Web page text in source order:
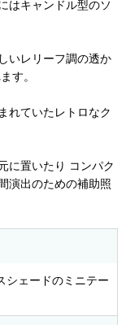
はキャンドル型のソ
いレリーフ調の透か
す。
れていたレトロなク
に置いたり コンパク
演出のための補助照
シェードのミニテー